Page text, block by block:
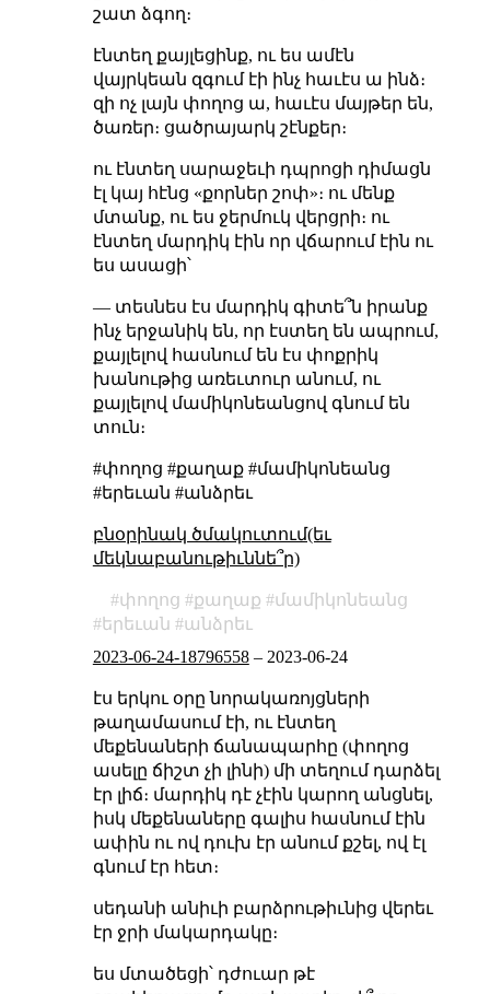
շատ ձգող։
էնտեղ քայլեցինք, ու ես ամէն
վայրկեան զգում էի ինչ հաւէս ա ինձ։
զի ոչ լայն փողոց ա, հաւէս մայթեր են,
ծառեր։ ցածրայարկ շէնքեր։
ու էնտեղ սարաջեւի դպրոցի դիմացն
էլ կայ հէնց «քորներ շոփ»։ ու մենք
մտանք, ու ես ջերմուկ վերցրի։ ու
էնտեղ մարդիկ էին որ վճարում էին ու
ես ասացի՝
— տեսնես էս մարդիկ գիտե՞ն իրանք
ինչ երջանիկ են, որ էստեղ են ապրում,
քայլելով հասնում են էս փոքրիկ
խանութից առեւտուր անում, ու
քայլելով մամիկոնեանցով գնում են
տուն։
#փողոց #քաղաք #մամիկոնեանց
#երեւան #անձրեւ
բնօրինակ ծմակուտում(եւ
մեկնաբանութիւննե՞ր)
փողոց քաղաք
մամիկոնեանց
երեւան
անձրեւ
2023-06-24-18796558– 2023-06-24
էս երկու օրը նորակառոյցների
թաղամասում էի, ու էնտեղ
մեքենաների ճանապարհը (փողոց
ասելը ճիշտ չի լինի) մի տեղում դարձել
էր լիճ։ մարդիկ դէ չէին կարող անցնել,
իսկ մեքենաները գալիս հասնում էին
ափին ու ով դուխ էր անում քշել, ով էլ
գնում էր հետ։
սեդանի անիւի բարձրութիւնից վերեւ
էր ջրի մակարդակը։
ես մտածեցի՝ դժուար թէ